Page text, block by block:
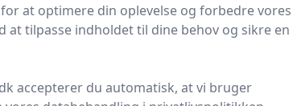
Gastrotools Forskærerkniv
| 21 cm | Japansk Stål |
999 kr. Til butik
at optimere din oplevelse og forbedre vores
at tilpasse indholdet til dine behov og sikre en
accepterer du automatisk, at vi bruger